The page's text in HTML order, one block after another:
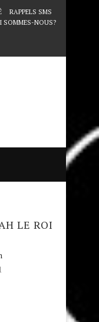
RAPPELS SMS
SOMMES-NOUS?
LE ROI